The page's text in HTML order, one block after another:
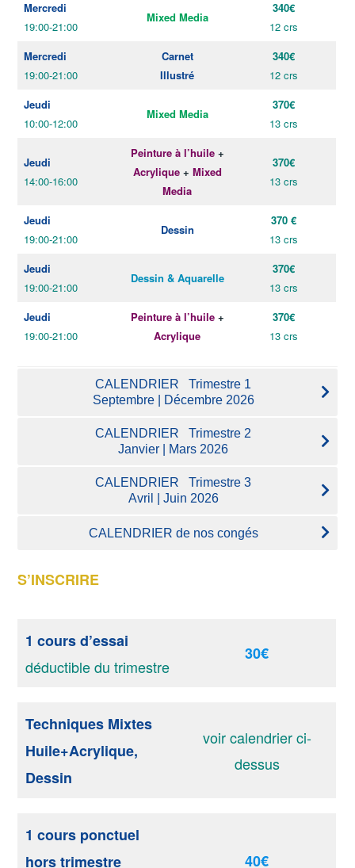
Mercredi
19:00-21:00
Mixed Media
340€
12 crs
Mercredi
19:00-21:00
Carnet
Illustré
340€
12 crs
Jeudi
10:00-12:00
Mixed Media
370€
13 crs
Jeudi
14:00-16:00
Peinture à l’huile +
Acrylique + Mixed
Media
370€
13 crs
Jeudi
19:00-21:00
Dessin
370 €
13 crs
Jeudi
19:00-21:00
Dessin & Aquarelle
370€
13 crs
Jeudi
19:00-21:00
Peinture à l’huile +
Acrylique
370€
13 crs
CALENDRIER Trimestre 1
Septembre | Décembre 2026
CALENDRIER Trimestre 2
Janvier | Mars 2026
CALENDRIER Trimestre 3
Avril | Juin 2026
CALENDRIER de nos congés
S’INSCRIRE
1 cours d’essai
déductible du trimestre
30€
Techniques Mixtes
Huile+Acrylique,
Dessin
voir calendrier ci-
dessus
1 cours ponctuel
hors trimestre
40€